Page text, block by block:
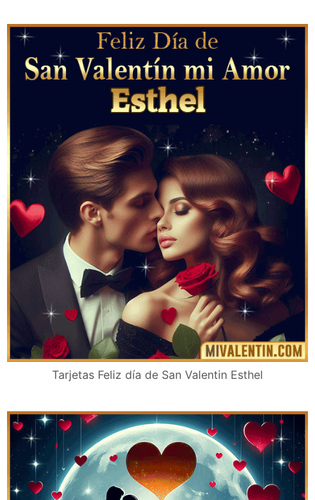
Tarjetas Feliz día de San Valentin Esthel